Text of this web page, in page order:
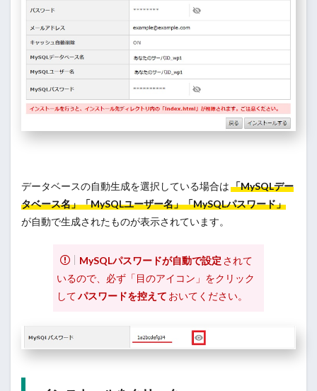
データベースの自動生成を選択している場合は「MySQLデー
タベース名」「MySQLユーザー名」「MySQLパスワード」
が自動で生成されたものが表示されています。
MySQLパスワードが自動で設定 されて
いるので、必ず「目のアイコン」をクリック
してパスワードを控えて おいてください。